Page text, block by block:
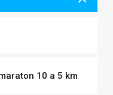
10 a 5 km